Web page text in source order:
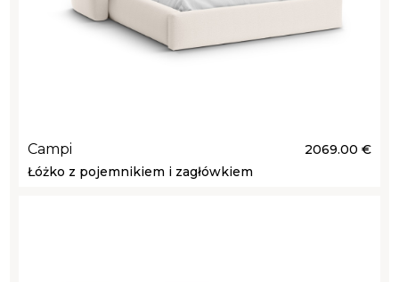
Campi
2069.00 €
Łóżko z pojemnikiem i zagłówkiem